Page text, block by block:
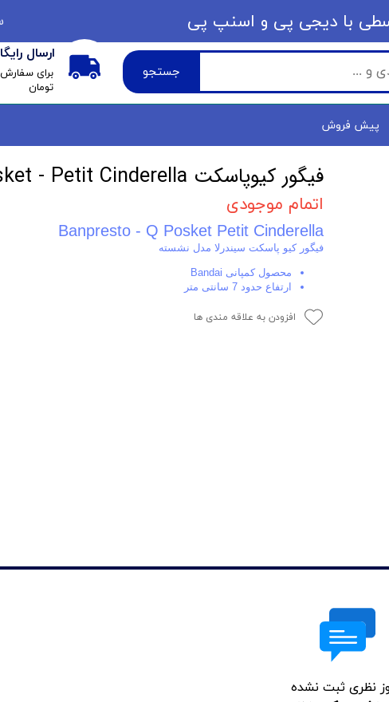
جستجو
ارسال
تومان
با دیجی پی ​​​​​​​و اسنپ پی
پیش فروش
فیگور کیوپاسکت Q Posket - Petit Cinderella
اتمام موجودی
Banpresto - Q Posket Petit Cinderella
فیگور کیو پاسکت سیندرلا مدل نشسته
محصول کمپانی Bandai
ارتفاع حدود 7 سانتی متر
افزودن به علاقه مندی ها
نظری ثبت نشده